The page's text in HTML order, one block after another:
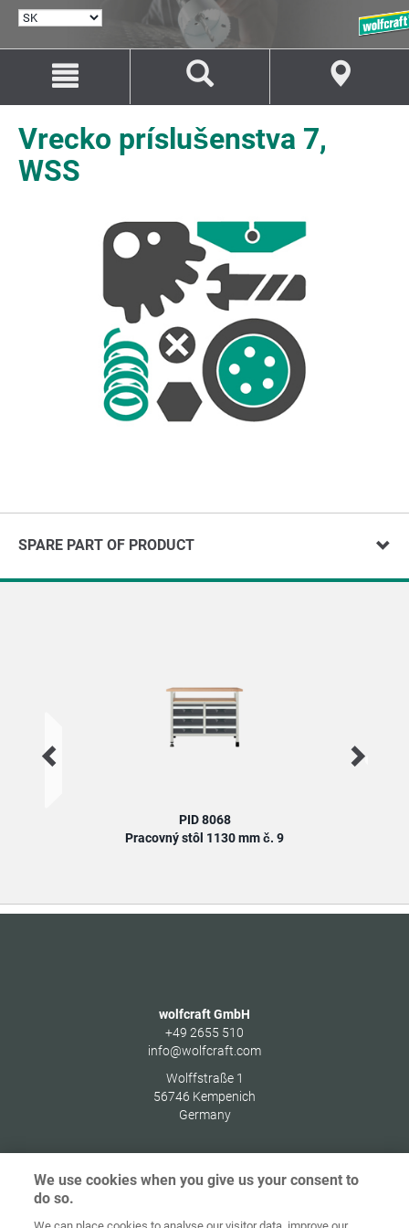
Obsah
Navigáciu
Vrecko príslušenstva 7,
WSS
SPARE PART OF PRODUCT
PID 8068
Pracovný stôl 1130 mm č. 9
wolfcraft GmbH
+49 2655 510
info@wolfcraft.com
Wolffstraße 1
56746 Kempenich
Germany
We use cookies when you give us your consent to
do so.